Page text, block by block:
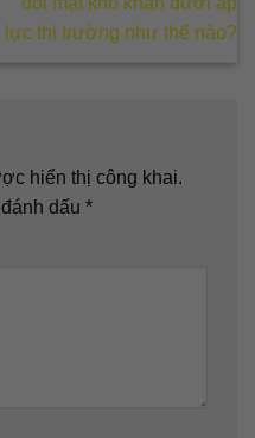
lực thị trường như thế nào?
hiển thị công khai.
dấu *